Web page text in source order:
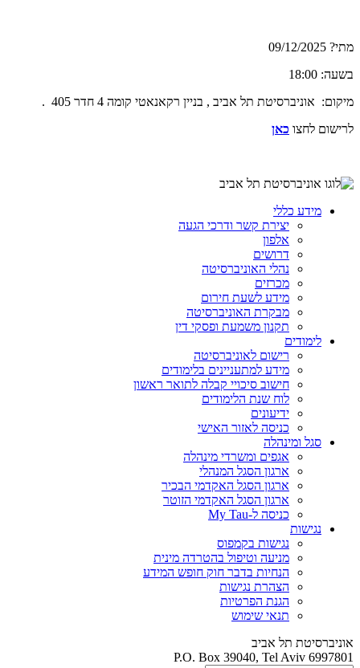
מתי? 09/12/2025
בשעה: 18:00
מיקום: אוניברסיטת תל אביב , בניין רקאנאטי קומה 4 חדר 405 .
לרישום לחצו כאן
מידע כללי
יצירת קשר ודרכי הגעה
אלפון
דרושים
נהלי האוניברסיטה
מכרזים
מידע לשעת חירום
מבקרת האוניברסיטה
תקנון משמעת ופסקי דין
לימודים
רישום לאוניברסיטה
מידע למתעניינים בלימודים
חישוב סיכויי קבלה לתואר ראשון
לוח שנת הלימודים
ידיעונים
כניסה לאזור האישי
סגל ומינהלה
אגפים ומשרדי מינהלה
ארגון הסגל המנהלי
ארגון הסגל האקדמי הבכיר
ארגון הסגל האקדמי הזוטר
כניסה ל-My Tau
נגישות
נגישות בקמפוס
מניעה וטיפול בהטרדה מינית
הנחיות בדבר חוק חופש המידע
הצהרת נגישות
הגנת הפרטיות
תנאי שימוש
אוניברסיטת תל אביב
P.O. Box 39040, Tel Aviv 6997801